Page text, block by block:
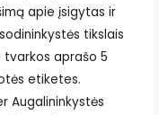
apie įsigytas ir
tikslais
aprašo 5
etiketes.
Augalininkystės